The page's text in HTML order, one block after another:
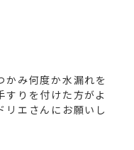
かみ何度か水漏れを
すりを付けた方がよ
リエさんにお願いし